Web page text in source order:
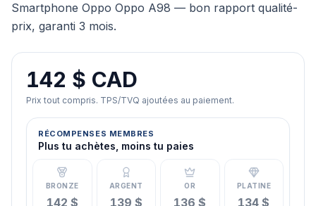
Smartphone Oppo Oppo A98 — bon rapport qualité-
prix, garanti 3 mois.
142 $ CAD
Prix tout compris. TPS/TVQ ajoutées au paiement.
RÉCOMPENSES MEMBRES
Plus tu achètes, moins tu paies
BRONZE
142 $
ARGENT
139 $
OR
136 $
PLATINE
134 $